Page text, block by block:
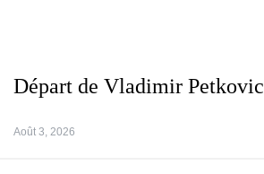
Départ de Vladimir Petkovic
Août 3, 2026